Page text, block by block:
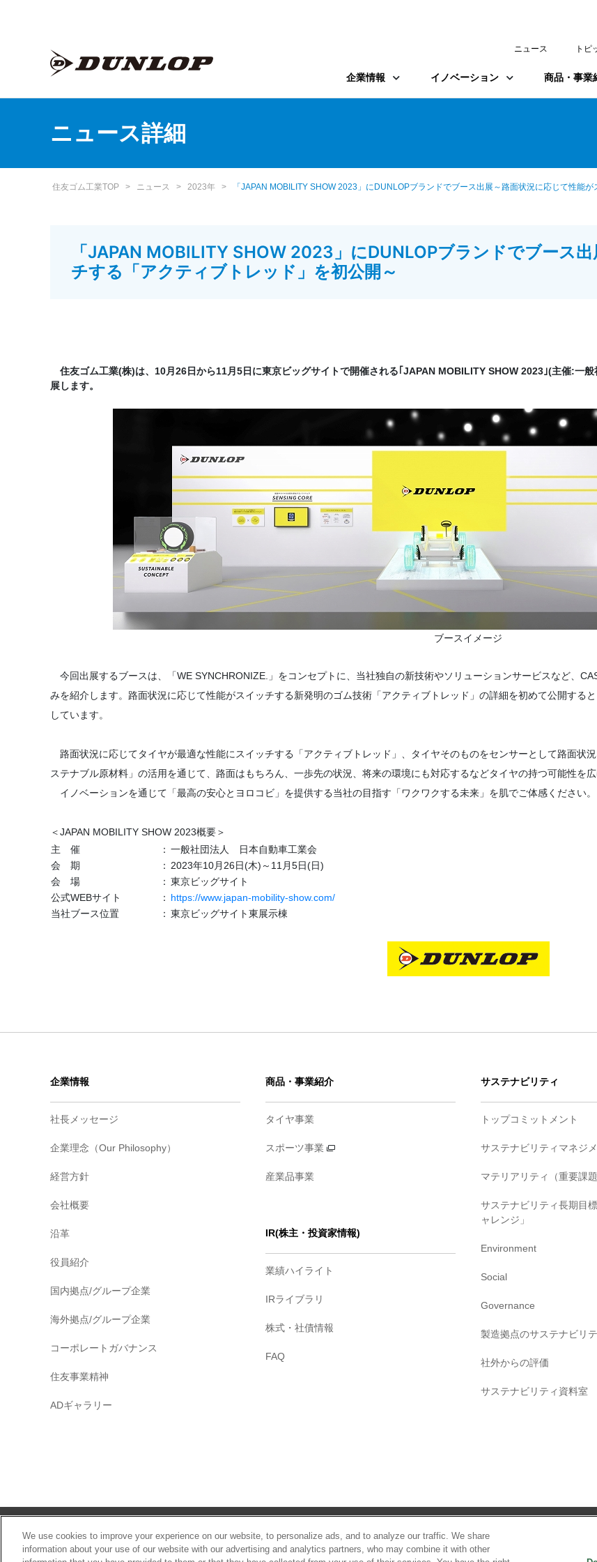
ニュース トピ
企業情報 イノベーション 商品・事業
ニュース詳細
住友ゴム工業TOP > ニュース > 2023年 > 「JAPAN MOBILITY SHOW 2023」にDUNLOPブランドでブース出展～路面状況に応じて性能
「JAPAN MOBILITY SHOW 2023」にDUNLOPブランドでブース
チする「アクティブトレッド」を初公開～
住友ゴム工業(株)は、10月26日から11月5日に東京ビッグサイトで開催される｢JAPAN MOBILITY SHOW 2023｣(主催:一
展します。
ブースイメージ
今回出展するブースは、「WE SYNCHRONIZE.」をコンセプトに、当社独自の新技術やソリューションサービスなど、
みを紹介します。路面状況に応じて性能がスイッチする新発明のゴム技術「アクティブトレッド」の詳細を初めて公開する
しています。
路面状況に応じてタイヤが最適な性能にスイッチする「アクティブトレッド」、タイヤそのものをセンサーとして路面状
ステナブル原材料」の活用を通じて、路面はもちろん、一歩先の状況、将来の環境にも対応するなどタイヤの持つ可能性を広
イノベーションを通じて「最高の安心とヨロコビ」を提供する当社の目指す「ワクワクする未来」を肌でご体感ください。
＜JAPAN MOBILITY SHOW 2023概要＞
主 催
： 一般社団法人 日本自動車工業会
会 期
： 2023年10月26日(木)～11月5日(日)
会 場
： 東京ビッグサイト
公式WEBサイト
： https://www.japan-mobility-show.com/
当社ブース位置
： 東京ビッグサイト東展示棟
企業情報
社長メッセージ
企業理念（Our Philosophy）
経営方針
会社概要
沿革
役員紹介
国内拠点/グループ企業
海外拠点/グループ企業
コーポレートガバナンス
住友事業精神
ADギャラリー
商品・事業紹介
タイヤ事業
スポーツ事業
産業品事業
IR(株主・投資家情報)
業績ハイライト
IRライブラリ
株式・社債情報
FAQ
サステナビリティ
トップコミットメント
サステナビリティマネジ
マテリアリティ（重要課題
サステナビリティ長期目
ャレンジ」
Environment
Social
Governance
製造拠点のサステナビリ
社外からの評価
サステナビリティ資料室
サイトマップ ご利用条件 プライバシーポリシー
We use cookies to improve your experience on our website, to personalize ads, and to analyze our traffic. We share
information about your use of our website with our advertising and analytics partners, who may combine it with other